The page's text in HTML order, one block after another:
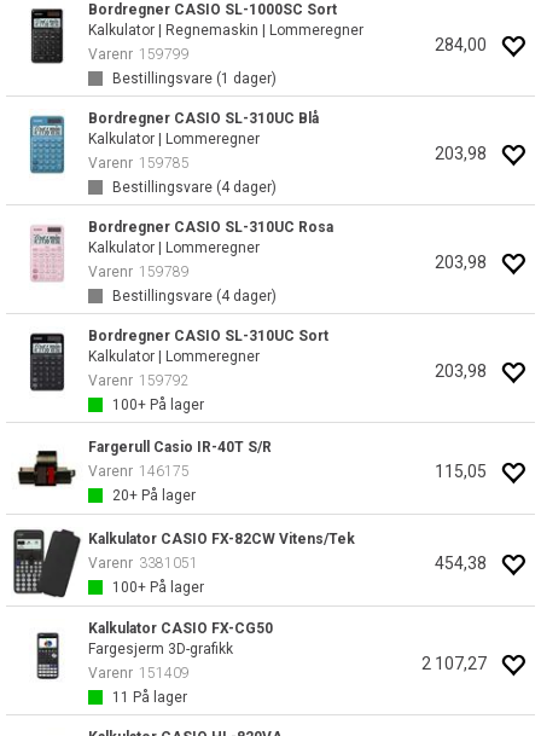
Bordregner CASIO SL-1000SC Sort
Kalkulator | Regnemaskin | Lommeregner
Varenr 159799
Bestillingsvare (1 dager)
284,00
Bordregner CASIO SL-310UC Blå
Kalkulator | Lommeregner
Varenr 159785
Bestillingsvare (4dager)
203,98
Bordregner CASIO SL-310UC Rosa
Kalkulator | Lommeregner
Varenr 159789
Bestillingsvare (4dager)
203,98
Bordregner CASIO SL-310UC Sort
Kalkulator | Lommeregner
Varenr 159792
100+ På lager
203,98
Fargerull Casio IR-40T S/R
Varenr 146175
20+ På lager
115,05
Kalkulator CASIO FX-82CW Vitens/Tek
Varenr 3381051
100+ På lager
454,38
Kalkulator CASIO FX-CG50
Fargesjerm 3D-grafikk
Varenr 151409
11 På lager
2 107,27